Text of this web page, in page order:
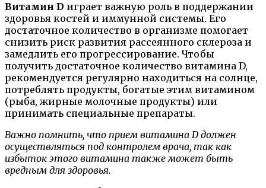
Витамин D играет важную роль в поддержании
здоровья костей и иммунной системы. Его
достаточное количество в организме помогает
снизить риск развития рассеянного склероза и
замедлить его прогрессирование. Чтобы
получить достаточное количество витамина D,
рекомендуется регулярно находиться на солнце,
потреблять продукты, богатые этим витамином
(рыба, жирные молочные продукты) или
принимать специальные препараты.
Важно помнить, что прием витамина D должен
осуществляться под контролем врача, так как
избыток этого витамина также может быть
вредным для здоровья.